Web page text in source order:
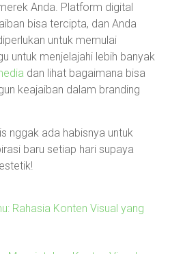
Anda. Platform digital
bisa tercipta, dan Anda
untuk memulai
untuk menjelajahi lebih banyak
dan lihat bagaimana bisa
keajaiban dalam branding
nggak ada habisnya untuk
baru setiap hari supaya
Rahasia Konten Visual yang